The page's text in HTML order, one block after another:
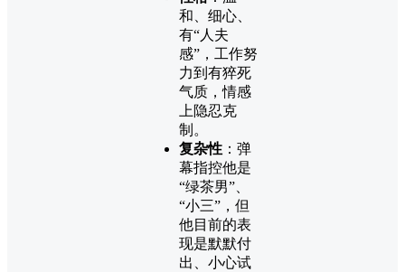
和、细心、
有“人夫
感”，工作努
力到有猝死
气质，情感
上隐忍克
制。
复杂性 ：弹
幕指控他是
“绿茶男”、
“小三”，但
他目前的表
现是默默付
出、小心试